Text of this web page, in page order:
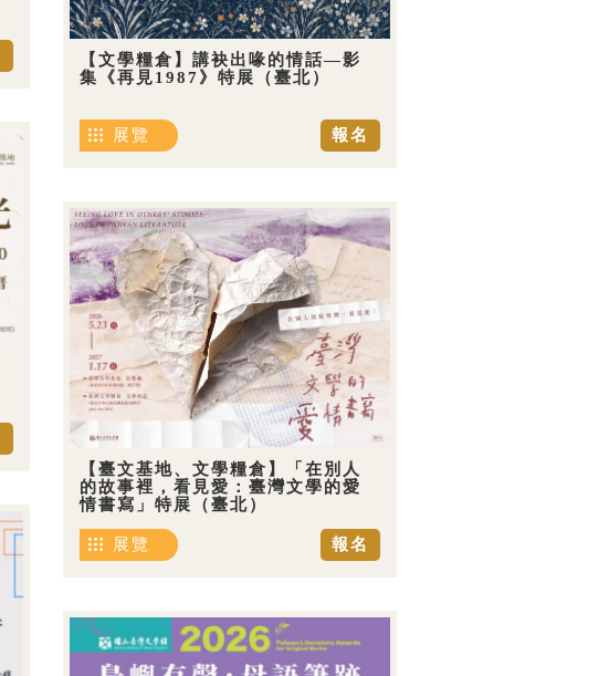
【文學糧倉】講袂出喙的情話—影
集《再見1987》特展（臺北）
報名
展覽
【臺文基地、文學糧倉】「在別人
的故事裡，看見愛：臺灣文學的愛
情書寫」特展（臺北）
報名
展覽